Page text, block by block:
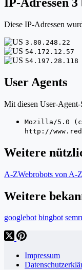
Diese IP-Adressen
3.80.248.22
54.172.12.57
54.197.28.118
User Agents
Mit diesen User-
Mozilla/5.0
http://
Weitere
A-ZWebrobots von A-Z
Weitere
googlebot bingbot
Impressum